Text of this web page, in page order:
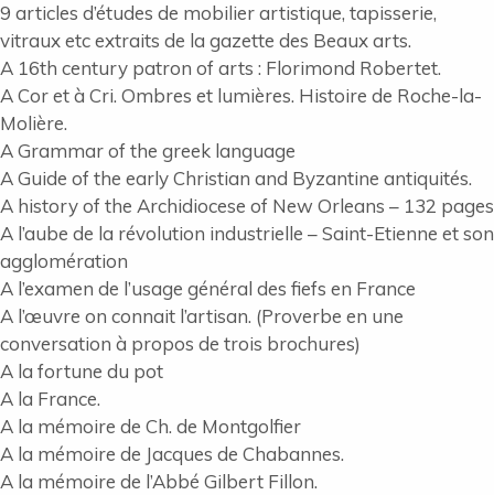
9 articles d’études de mobilier artistique, tapisserie,
vitraux etc extraits de la gazette des Beaux arts.
A 16th century patron of arts : Florimond Robertet.
A Cor et à Cri. Ombres et lumières. Histoire de Roche-la-
Molière.
A Grammar of the greek language
A Guide of the early Christian and Byzantine antiquités.
A history of the Archidiocese of New Orleans – 132 pages
A l’aube de la révolution industrielle – Saint-Etienne et son
agglomération
A l’examen de l’usage général des fiefs en France
A l’œuvre on connait l’artisan. (Proverbe en une
conversation à propos de trois brochures)
A la fortune du pot
A la France.
A la mémoire de Ch. de Montgolfier
A la mémoire de Jacques de Chabannes.
A la mémoire de l’Abbé Gilbert Fillon.